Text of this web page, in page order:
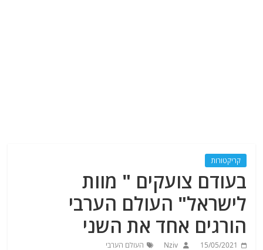
קריקטורות
בעודם צועקים " מוות
לישראל" העולם הערבי
הורגים אחד את השני
15/05/2021
Nziv העולם הערבי